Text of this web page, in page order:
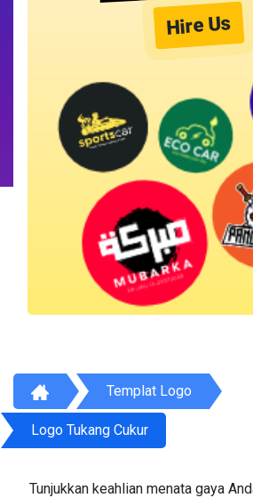
Hire Us
Templat Logo
Logo Tukang Cukur
Tunjukkan keahlian menata gaya